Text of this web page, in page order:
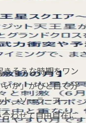
そうな時期をワン
か」がひと目で分
、ソーラーアー
わせて自由自在に